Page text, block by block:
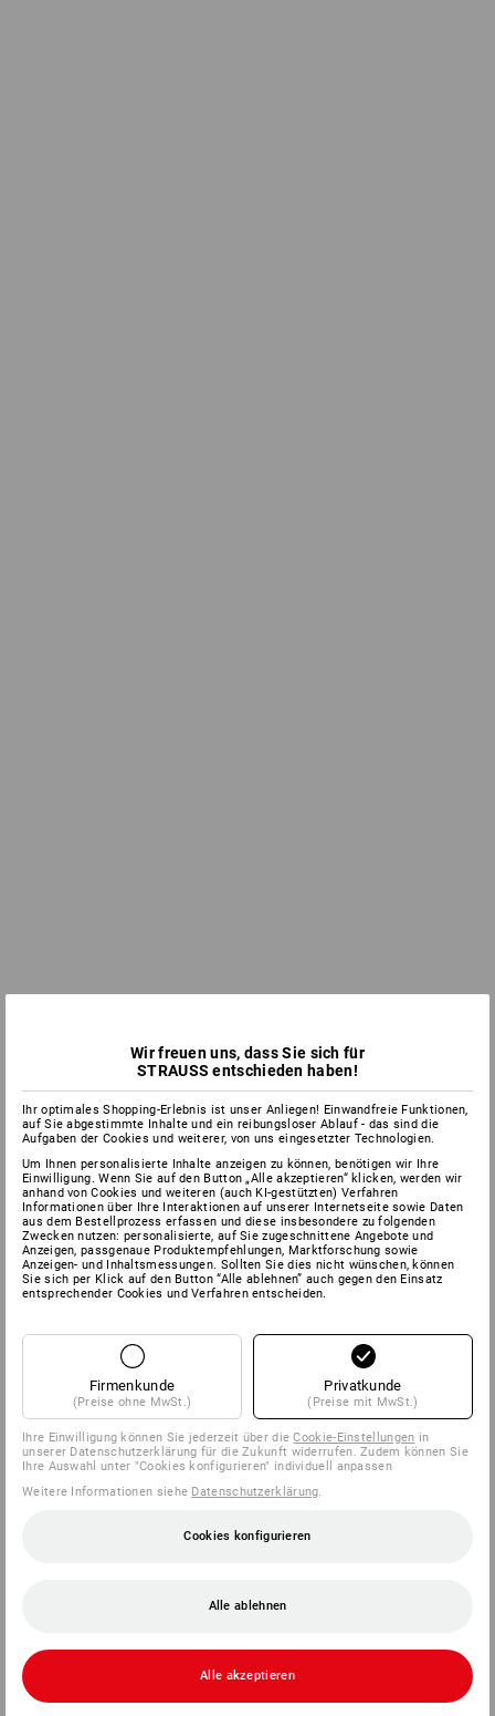
Wir freuen uns, dass Sie sich für
STRAUSS entschieden haben!
Ihr optimales Shopping-Erlebnis ist unser Anliegen! Einwandfreie Funktionen,
auf Sie abgestimmte Inhalte und ein reibungsloser Ablauf - das sind die
Aufgaben der Cookies und weiterer, von uns eingesetzter Technologien.
Um Ihnen personalisierte Inhalte anzeigen zu können, benötigen wir Ihre
Einwilligung. Wenn Sie auf den Button „Alle akzeptieren“ klicken, werden wir
anhand von Cookies und weiteren (auch KI-gestützten) Verfahren
Informationen über Ihre Interaktionen auf unserer Internetseite sowie Daten
aus dem Bestellprozess erfassen und diese insbesondere zu folgenden
Zwecken nutzen: personalisierte, auf Sie zugeschnittene Angebote und
Anzeigen, passgenaue Produktempfehlungen, Marktforschung sowie
Anzeigen- und Inhaltsmessungen. Sollten Sie dies nicht wünschen, können
Sie sich per Klick auf den Button “Alle ablehnen” auch gegen den Einsatz
entsprechender Cookies und Verfahren entscheiden.
Firmenkunde
(Preise ohne MwSt.)
Privatkunde
(Preise mit MwSt.)
Ihre Einwilligung können Sie jederzeit über dieCookie-Einstellungen in
unserer Datenschutzerklärung für die Zukunft widerrufen. Zudem können Sie
Ihre Auswahl unter "Cookies konfigurieren" individuell anpassen
Weitere Informationen siehe Datenschutzerklärung
Cookies konfigurieren
Alle ablehnen
Alle akzeptieren